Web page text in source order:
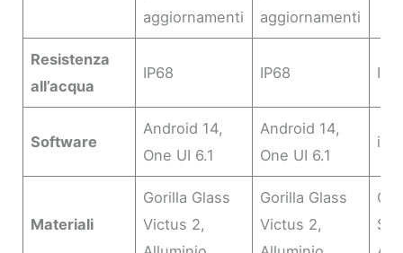
aggiornamenti
aggiornamenti
Resistenza
all’acqua
IP68 IP68
Software
Android 14,
One UI 6.1
Android 14,
One UI 6.1
Materiali
Gorilla Glass
Victus 2,
Gorilla Glass
Victus 2,